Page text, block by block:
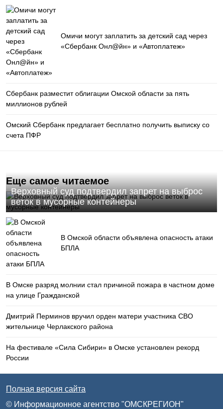
Омичи могут заплатить за детский сад через
«Сбербанк Онл@йн» и «Автоплатеж»
Сбербанк разместит облигации Омской области за пять
миллионов рублей
Омский Сбербанк предлагает бесплатно получить выписку со
счета ПФР
Еще самое читаемое
Верховный суд подтвердил запрет на выброс
веток в мусорные контейнеры
В Омской области объявлена опасность атаки
БПЛА
В Омске разряд молнии стал причиной пожара в частном доме
на улице Гражданской
Дмитрий Перминов вручил орден матери участника СВО
жительнице Черлакского района
На фестивале «Сила Сибири» в Омске установлен рекорд
России
Полная версия сайта
© Информационное агентство "ОМСКРЕГИОН"